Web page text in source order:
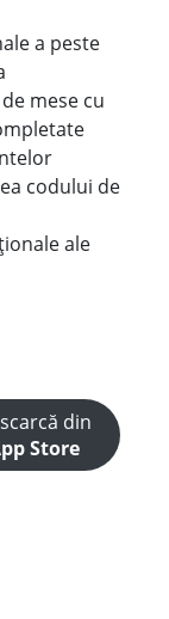
a peste
mese cu
codului de
ale
din
Store